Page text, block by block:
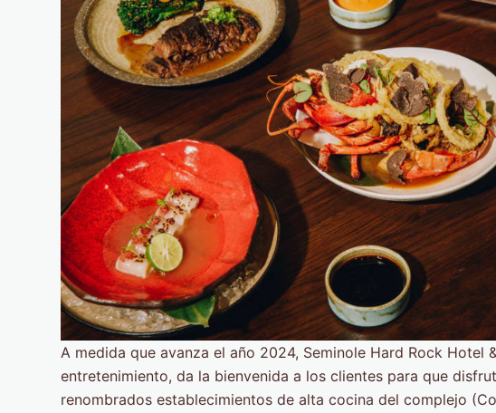
A medida que avanza el año 2024, Seminole Hard Rock
entretenimiento, da la bienvenida a los clientes para que
renombrados establecimientos de alta cocina del complejo